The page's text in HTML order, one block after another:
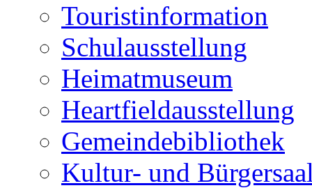
Touristinformation
Schulausstellung
Heimatmuseum
Heartfieldausstellung
Gemeindebibliothek
Kultur- und